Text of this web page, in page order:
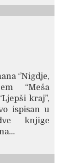
‘’Nigdje,
“Meša
kraj”,
ispisan u
knjige